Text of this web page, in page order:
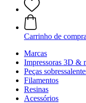
Carrinho de
Marcas
Impressoras 3D &
Peças
Filamentos
Resinas
Acessórios